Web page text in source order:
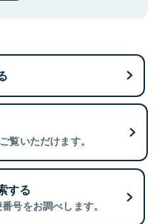
覧いただけます。
する
号をお調べします。